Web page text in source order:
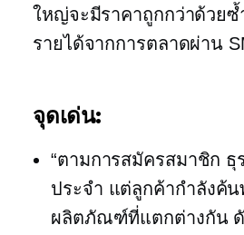
ใหญ่จะมีราคาถูกกว่าด้วยซ้
รายได้จากการตลาดผ่าน
จุดเด่น:
“ตามการสมัครสมาชิก ธุ
ประจำ แต่ลูกค้ากำลังค้น
ผลิตภัณฑ์ที่แตกต่างกัน